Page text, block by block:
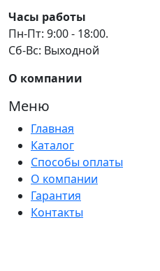
Часы работы
Пн-Пт: 9:00 - 18:00.
Сб-Вс: Выходной
О компании
Меню
Главная
Каталог
Способы оплаты
О компании
Гарантия
Контакты